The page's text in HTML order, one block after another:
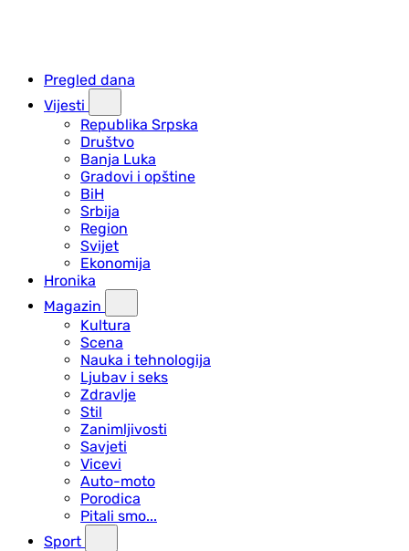
Pregled dana
Vijesti
Republika Srpska
Društvo
Banja Luka
Gradovi i opštine
BiH
Srbija
Region
Svijet
Ekonomija
Hronika
Magazin
Kultura
Scena
Nauka i tehnologija
Ljubav i seks
Zdravlje
Stil
Zanimljivosti
Savjeti
Vicevi
Auto-moto
Porodica
Pitali smo...
Sport